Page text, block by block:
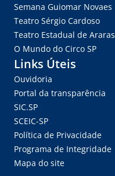
Semana Guiomar Novaes
Teatro Sérgio Cardoso
Teatro Estadual de Araras
O Mundo do Circo SP
Links Úteis
Ouvidoria
Portal da transparência
SIC.SP
SCEIC-SP
Política de Privacidade
Programa de Integridade
Mapa do site